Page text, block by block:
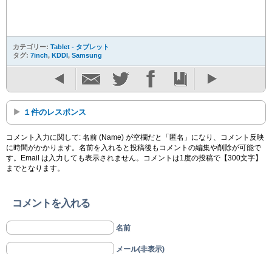
カテゴリー: Tablet - タブレット
タグ: 7inch, KDDI, Samsung
１件のレスポンス
コメント入力に関して: 名前 (Name) が空欄だと「匿名」になり、コメント反映
に時間がかかります。名前を入れると投稿後もコメントの編集や削除が可能で
す。Email は入力しても表示されません。コメントは1度の投稿で【300文字】
までとなります。
コメントを入れる
名前
メール(非表示)